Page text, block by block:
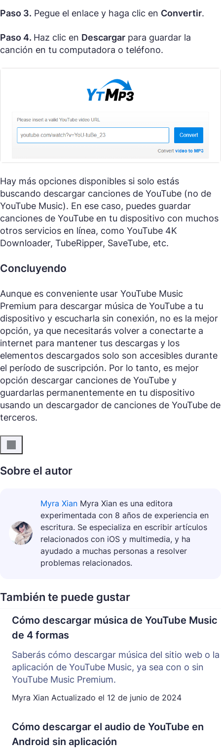
Paso 3. Pegue el enlace y haga clic en Convertir.
Paso 4. Haz clic en Descargar para guardar la
canción en tu computadora o teléfono.
Hay más opciones disponibles si solo estás
buscando descargar canciones de YouTube (no de
YouTube Music). En ese caso, puedes guardar
canciones de YouTube en tu dispositivo con muchos
otros servicios en línea, como YouTube 4K
Downloader, TubeRipper, SaveTube, etc.
Concluyendo
Aunque es conveniente usar YouTube Music
Premium para descargar música de YouTube a tu
dispositivo y escucharla sin conexión, no es la mejor
opción, ya que necesitarás volver a conectarte a
internet para mantener tus descargas y los
elementos descargados solo son accesibles durante
el período de suscripción. Por lo tanto, es mejor
opción descargar canciones de YouTube y
guardarlas permanentemente en tu dispositivo
usando un descargador de canciones de YouTube de
terceros.
Sobre el autor
Myra Xian Myra Xian es una editora
experimentada con 8 años de experiencia en
escritura. Se especializa en escribir artículos
relacionados con iOS y multimedia, y ha
ayudado a muchas personas a resolver
problemas relacionados.
También te puede gustar
Cómo descargar música de YouTube Music
de 4 formas
Saberás cómo descargar música del sitio web o la
aplicación de YouTube Music, ya sea con o sin
YouTube Music Premium.
Myra Xian Actualizado el 12 de junio de 2024
Cómo descargar el audio de YouTube en
Android sin aplicación